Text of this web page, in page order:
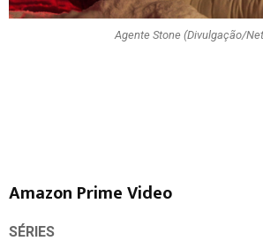
Agente Stone (Divulgação/
Amazon Prime Video
SÉRIES